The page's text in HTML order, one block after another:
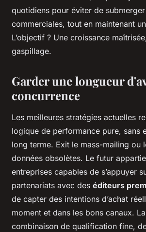
quotidiens pour éviter de
commerciales, tout en maintenant
L’objectif ? Une croissance
gaspillage.
Garder une longueur
concurrence
Les meilleures stratégies actuelles
logique de performance pure, sans
long terme. Exit le mass-mailing ou
données obsolètes. Le futur
entreprises capables de s’appuyer
partenariats avec des éditeurs
de capter des intentions d’achat
moment et dans les bons canaux.
combinaison de qualification fine,